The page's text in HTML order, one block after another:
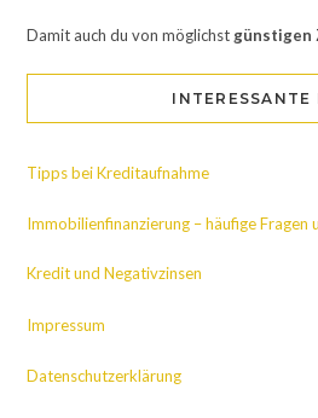
Damit auch du von möglichstgünstigen
INTERESSANTE
Tipps bei Kreditaufnahme
Immobilienfinanzierung – häufige Fragen
Kredit und Negativzinsen
Impressum
Datenschutzerklärung